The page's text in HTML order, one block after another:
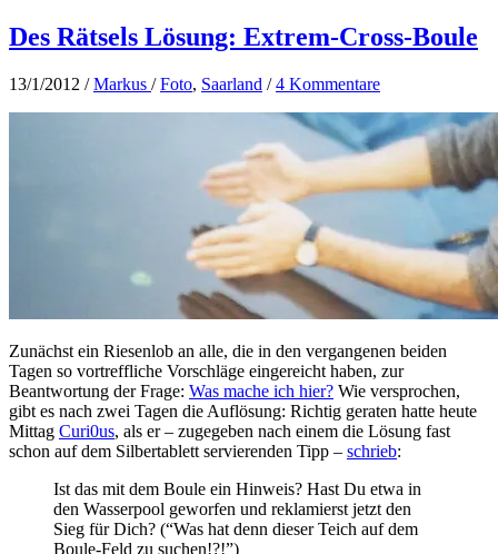
Des Rätsels Lösung: Extrem-Cross-Boule
13/1/2012 /Markus /Foto, Saarland /4 Kommentare
Zunächst ein Riesenlob an alle, die in den vergangenen beiden
Tagen so vortreffliche Vorschläge eingereicht haben, zur
Beantwortung der Frage: Was mache ich hier? Wie versprochen,
gibt es nach zwei Tagen die Auflösung: Richtig geraten hatte heute
Mittag Curi0us, als er – zugegeben nach einem die Lösung fast
schon auf dem Silbertablett servierenden Tipp – schrieb:
Ist das mit dem Boule ein Hinweis? Hast Du etwa in
den Wasserpool geworfen und reklamierst jetzt den
Sieg für Dich? (“Was hat denn dieser Teich auf dem
Boule-Feld zu suchen!?!”)